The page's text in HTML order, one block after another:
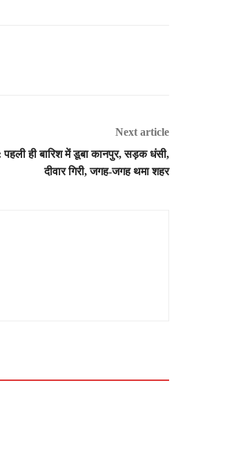
Next article
ही बारिश में डूबा कानपुर, सड़क धंसी,
दीवार गिरी, जगह-जगह थमा शहर